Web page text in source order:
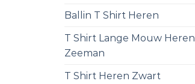
Ballin T Shirt Heren
T Shirt Lange Mouw Heren
Zeeman
T Shirt Heren Zwart